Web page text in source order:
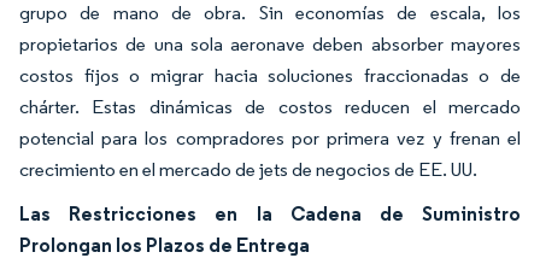
grupo de mano de obra. Sin economías de escala, los
propietarios de una sola aeronave deben absorber mayores
costos fijos o migrar hacia soluciones fraccionadas o de
chárter. Estas dinámicas de costos reducen el mercado
potencial para los compradores por primera vez y frenan el
crecimiento en el mercado de jets de negocios de EE. UU.
Las Restricciones en la Cadena de Suministro
Prolongan los Plazos de Entrega